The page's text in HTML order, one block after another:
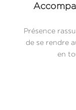
Présence
de se rendre
en